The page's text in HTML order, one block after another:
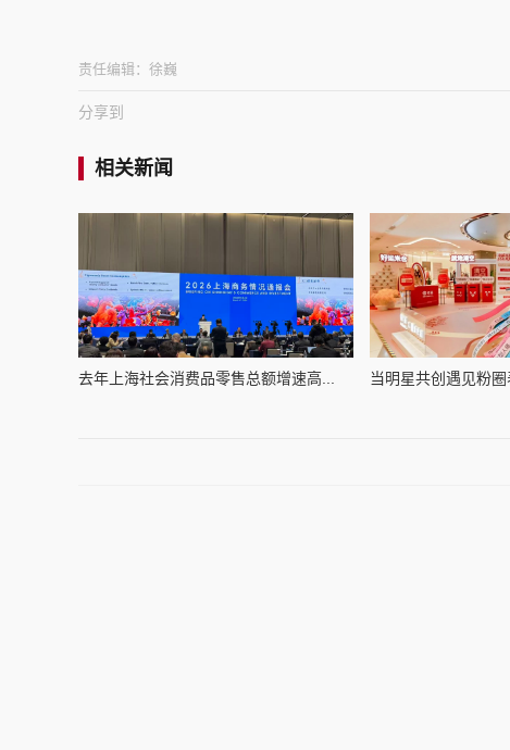
责任编辑： 徐巍
分享到
相关新闻
去年上海社会消费品零售总额增速高... 当明星共创遇见粉圈